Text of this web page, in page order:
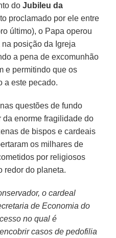
doJubileu da
proclamado por ele entre
último), o Papa operou
posição da Igreja
a pena de excomunhão
e permitindo que os
a este pecado.
questões de fundo
da enorme fragilidade do
de bispos e cardeais
os milhares de
por religiosos
redor do planeta.
o cardeal
de Economia do
no qual é
casos de pedofilia